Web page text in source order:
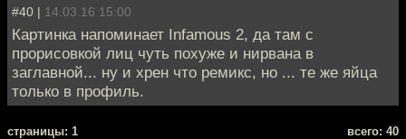
#40 | 14.03.16 15:00
Картинка напоминает Infamous 2, да там с
прорисовкой лиц чуть похуже и нирвана в
заглавной... ну и хрен что ремикс, но ... те же яйца
только в профиль.
cтраницы: 1 всего: 40